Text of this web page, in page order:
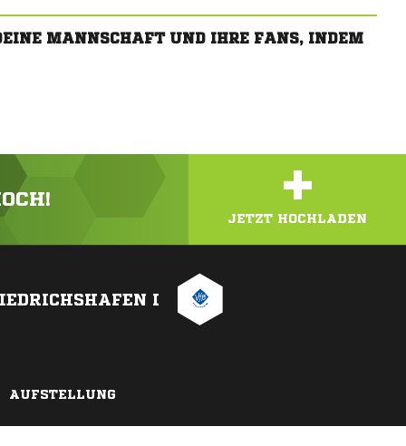
MANNSCHAFT UND IHRE FANS, INDEM
+
JETZT HOCHLADEN
I
AUFSTELLUNG